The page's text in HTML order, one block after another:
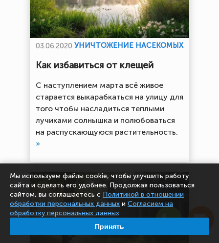
03.06.2020 УНИЧТОЖЕНИЕ НАСЕКОМЫХ
Как избавиться от клещей
С наступлением марта всё живое
старается выкарабкаться на улицу для
того чтобы насладиться теплыми
лучиками солнышка и полюбоваться
на распускающуюся растительность.
»
Мы используем файлы cookie, чтобы улучшить работу
сайта и сделать его удобнее. Продолжая пользоваться
сайтом, вы соглашаетесь с Политикой в отношении
обработки персональных данных и Согласием на
обработку персональных данных
Принять